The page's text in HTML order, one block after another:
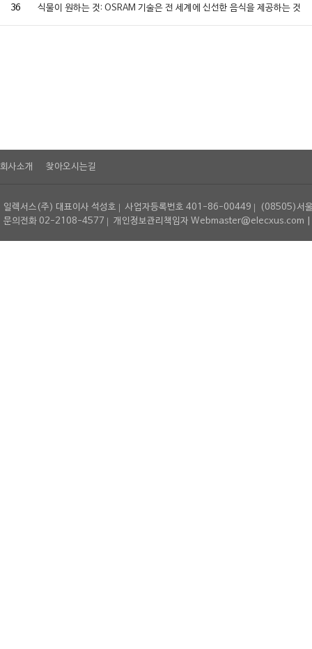
36 식물이 원하는 것: OSRAM 기술은 전 세계에 신선한 음식을 제공하는 것
회사소개 찾아오시는길
일렉서스(주) 대표이사 석성호 사업자등록번호 401-86-00449
(08505)서
문의전화 02-2108-4577
개인정보관리책임자